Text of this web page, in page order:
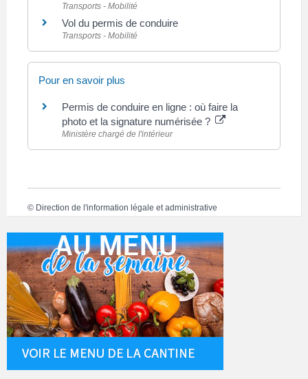
Transports - Mobilité
Vol du permis de conduire
Transports - Mobilité
Pour en savoir plus
Permis de conduire en ligne : où faire la
photo et la signature numérisée ?
Ministère chargé de l'intérieur
© Direction de l'information légale et administrative